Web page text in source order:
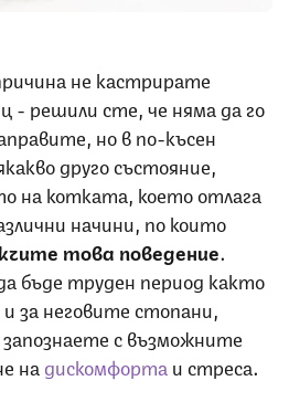
не кастрирате
- решили сте, че няма да го
но в по-късен
друго състояние,
на котката, което отлага
начини, по които
това поведение.
бъде труден период както
за неговите стопани,
с възможните
на дискомфорта и стреса.